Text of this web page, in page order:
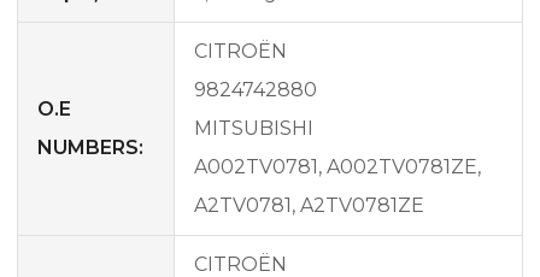
O.E
NUMBERS:
CITROËN
9824742880
MITSUBISHI
A002TV0781, A002TV0781ZE,
A2TV0781, A2TV0781ZE
CITROËN